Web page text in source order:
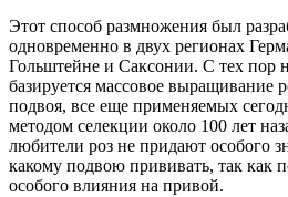
Этот способ размножения был
одновременно в двух регионах
Гольштейне и Саксонии. С тех пор
базируется массовое выращивание
подвоя, все еще применяемых
методом селекции около 100 лет
любители роз не придают особого
какому подвою прививать, так как
особого влияния на привой.